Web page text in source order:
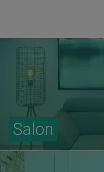
Salon